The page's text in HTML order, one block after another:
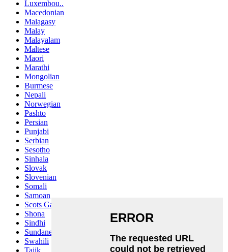
Luxembou..
Macedonian
Malagasy
Malay
Malayalam
Maltese
Maori
Marathi
Mongolian
Burmese
Nepali
Norwegian
Pashto
Persian
Punjabi
Serbian
Sesotho
Sinhala
Slovak
Slovenian
Somali
Samoan
Scots Gaelic
Shona
Sindhi
Sundanese
Swahili